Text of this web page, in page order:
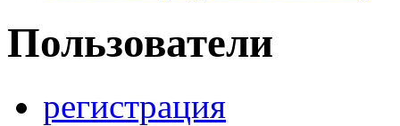
Пользователи
регистрация